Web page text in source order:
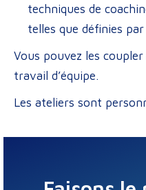
techniques de
telles que définies par
Vous pouvez les
travail d’équipe.
Les ateliers sont